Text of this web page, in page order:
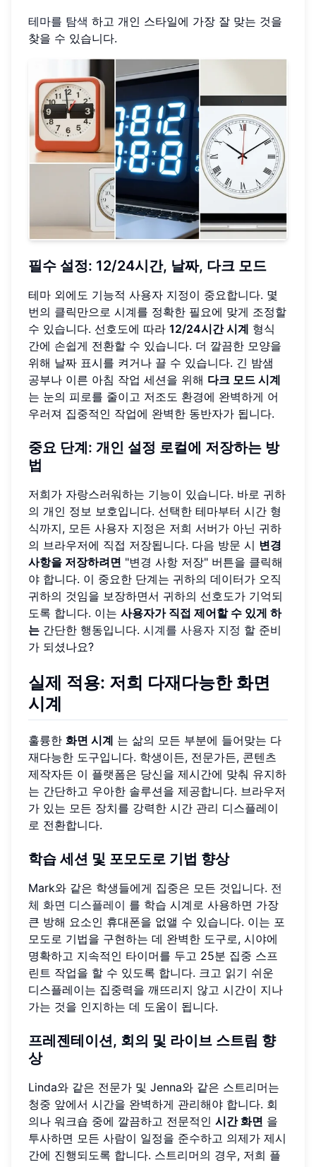
테마를 탐색 하고 개인 스타일에 가장 잘 맞는 것을
찾을 수 있습니다.
필수 설정: 12/24시간, 날짜, 다크 모드
테마 외에도 기능적 사용자 지정이 중요합니다. 몇
번의 클릭만으로 시계를 정확한 필요에 맞게 조정할
수 있습니다. 선호도에 따라 12/24시간 시계 형식
간에 손쉽게 전환할 수 있습니다. 더 깔끔한 모양을
위해 날짜 표시를 켜거나 끌 수 있습니다. 긴 밤샘
공부나 이른 아침 작업 세션을 위해 다크 모드 시계
는 눈의 피로를 줄이고 저조도 환경에 완벽하게 어
우러져 집중적인 작업에 완벽한 동반자가 됩니다.
중요 단계: 개인 설정 로컬에 저장하는 방
법
저희가 자랑스러워하는 기능이 있습니다. 바로 귀하
의 개인 정보 보호입니다. 선택한 테마부터 시간 형
식까지, 모든 사용자 지정은 저희 서버가 아닌 귀하
의 브라우저에 직접 저장됩니다. 다음 방문 시 변경
사항을 저장하려면 "변경 사항 저장" 버튼을 클릭해
야 합니다. 이 중요한 단계는 귀하의 데이터가 오직
귀하의 것임을 보장하면서 귀하의 선호도가 기억되
도록 합니다. 이는 사용자가 직접 제어할 수 있게 하
는 간단한 행동입니다. 시계를 사용자 지정 할 준비
가 되셨나요?
실제 적용: 저희 다재다능한 화면
시계
훌륭한 화면 시계 는 삶의 모든 부분에 들어맞는 다
재다능한 도구입니다. 학생이든, 전문가든, 콘텐츠
제작자든 이 플랫폼은 당신을 제시간에 맞춰 유지하
는 간단하고 우아한 솔루션을 제공합니다. 브라우저
가 있는 모든 장치를 강력한 시간 관리 디스플레이
로 전환합니다.
학습 세션 및 포모도로 기법 향상
Mark와 같은 학생들에게 집중은 모든 것입니다. 전
체 화면 디스플레이 를 학습 시계로 사용하면 가장
큰 방해 요소인 휴대폰을 없앨 수 있습니다. 이는 포
모도로 기법을 구현하는 데 완벽한 도구로, 시야에
명확하고 지속적인 타이머를 두고 25분 집중 스프
린트 작업을 할 수 있도록 합니다. 크고 읽기 쉬운
디스플레이는 집중력을 깨뜨리지 않고 시간이 지나
가는 것을 인지하는 데 도움이 됩니다.
프레젠테이션, 회의 및 라이브 스트림 향
상
Linda와 같은 전문가 및 Jenna와 같은 스트리머는
청중 앞에서 시간을 완벽하게 관리해야 합니다. 회
의나 워크숍 중에 깔끔하고 전문적인 시간 화면 을
투사하면 모든 사람이 일정을 준수하고 의제가 제시
간에 진행되도록 합니다. 스트리머의 경우, 저희 플